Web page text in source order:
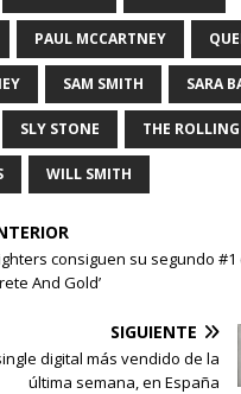
PAUL MCCARTNEY
SAM SMITH SARA
SLY STONE THE
WILL SMITH
consiguen su segundo #1
And Gold’
SIGUIENTE
digital más vendido de la
última semana, en España